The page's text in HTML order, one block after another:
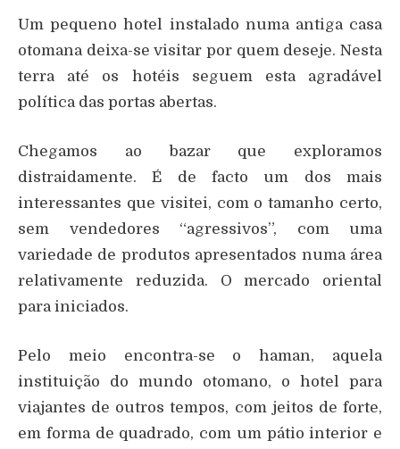
Um pequeno hotel instalado numa antiga casa
otomana deixa-se visitar por quem deseje. Nesta
terra até os hotéis seguem esta agradável
política das portas abertas.
Chegamos ao bazar que exploramos
distraidamente. É de facto um dos mais
interessantes que visitei, com o tamanho certo,
sem vendedores “agressivos”, com uma
variedade de produtos apresentados numa área
relativamente reduzida. O mercado oriental
para iniciados.
Pelo meio encontra-se o haman, aquela
instituição do mundo otomano, o hotel para
viajantes de outros tempos, com jeitos de forte,
em forma de quadrado, com um pátio interior e